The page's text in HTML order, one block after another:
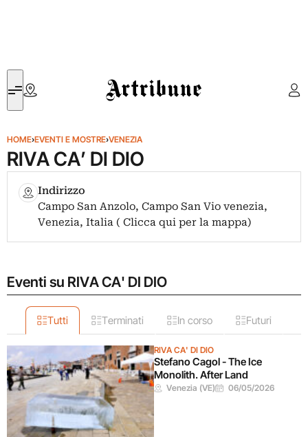
Artribune
HOME›EVENTI E MOSTRE›VENEZIA
RIVA CA’ DI DIO
Indirizzo
Campo San Anzolo, Campo San Vio venezia,
Venezia, Italia ( Clicca qui per la mappa)
Eventi su RIVA CA' DI DIO
Tutti Terminati In corso Futuri
RIVA CA' DI DIO
Stefano Cagol - The Ice
Monolith. After Land
Venezia (VE) 06/05/2026